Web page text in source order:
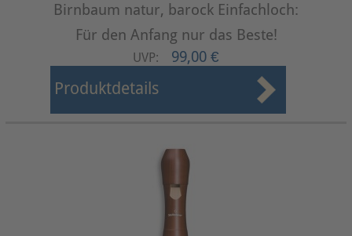
Birnbaum natur, barock Einfachloch:
Für den Anfang nur das Beste!
UVP: 99,00 €
Produktdetails